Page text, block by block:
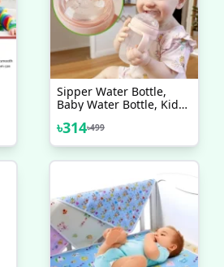
Sipper Water Bottle,
Baby Water Bottle, Kids
Handle, Mum Pot
৳314৳499